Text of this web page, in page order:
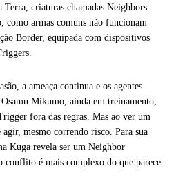
Terra, criaturas chamadas Neighbors
como armas comuns não funcionam
Border, equipada com dispositivos
a ameaça continua e os agentes
Mikumo, ainda em treinamento,
fora das regras. Mas ao ver um
mesmo correndo risco. Para sua
Kuga revela ser um Neighbor
conflito é mais complexo do que parece.